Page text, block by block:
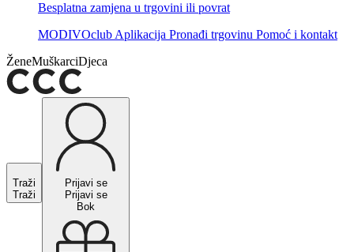
Besplatna zamjena u trgovini ili povrat
MODIVOclub Aplikacija Pronađi trgovinu Pomoć i kontakt
ŽeneMuškarciDjeca
Traži
Traži
Prijavi se
Prijavi se
Bok